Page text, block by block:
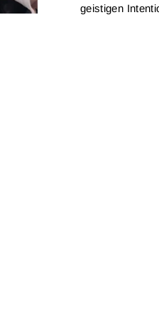
geistigen